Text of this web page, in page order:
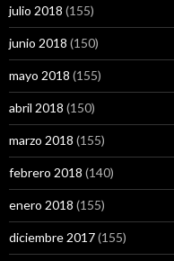
julio 2018 (155)
junio 2018 (150)
mayo 2018 (155)
abril 2018 (150)
marzo 2018 (155)
febrero 2018 (140)
enero 2018 (155)
diciembre 2017(155)